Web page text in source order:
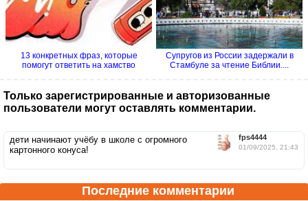
13 конкретных фраз, которые
помогут ответить на хамство
Супругов из России задержали в
Стамбуле за чтение Библии....
Только зарегистрированные и авторизованные
пользователи могут оставлять комментарии.
fps4444
01/09/2025, 21:43
дети начинают учёбу в школе с огромного
картонного конуса!
Последние комментарии